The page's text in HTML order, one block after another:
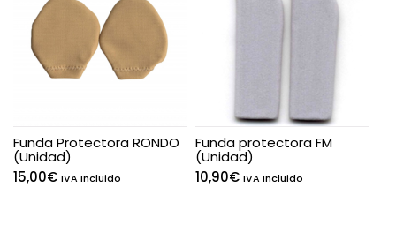
Funda Protectora RONDO
(Unidad)
15,00€ IVA Incluido
Funda protectora FM
(Unidad)
10,90€ IVA Incluido